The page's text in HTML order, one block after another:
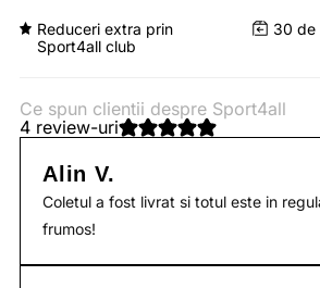
Reduceri extra prin
Sport4all club
30 de
Ce spun clientii despre Sport4all
4 review-uri
Alin V.
Coletul a fost livrat si totul este in
frumos!